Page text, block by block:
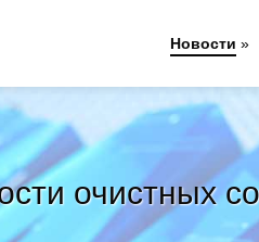
очистных
Новости »